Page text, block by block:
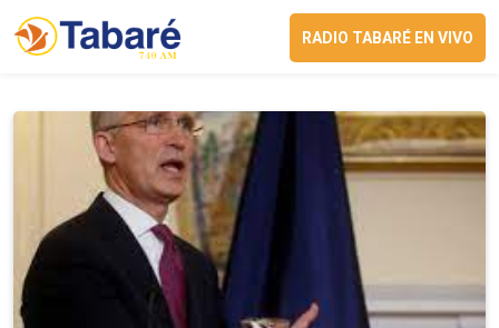
RADIO TABARÉ EN VIVO